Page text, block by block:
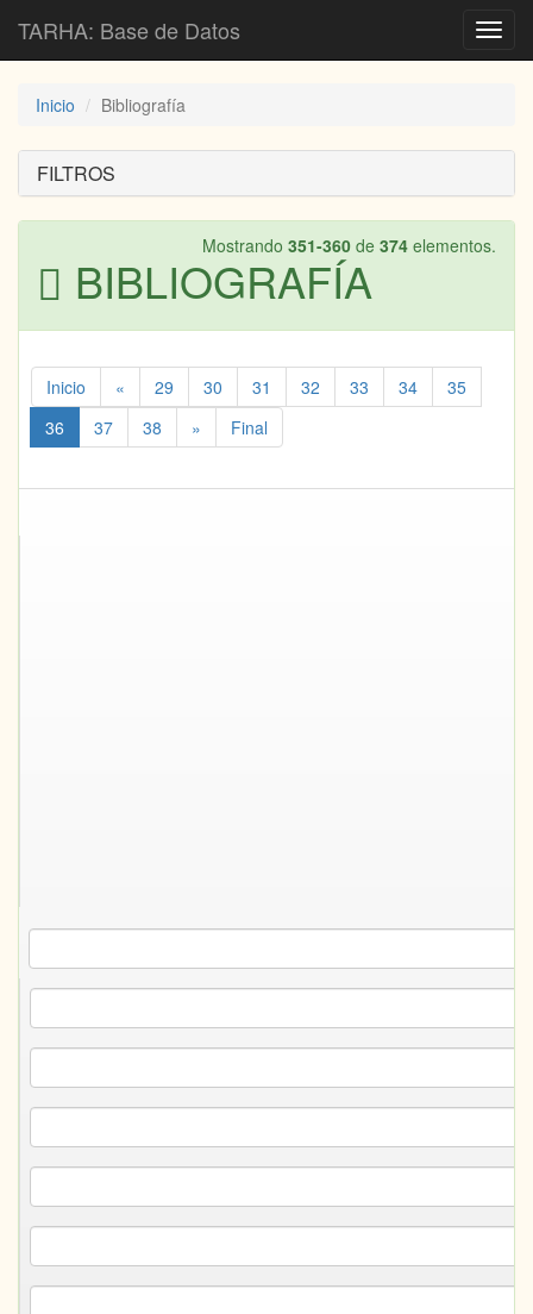
TARHA: Base de Datos
Inicio Bibliografía
FILTROS
Mostrando 351-360 de 374 elementos.
BIBLIOGRAFÍA
Inicio « 29 30 31 32 33 34
35
36
37 38 » Final